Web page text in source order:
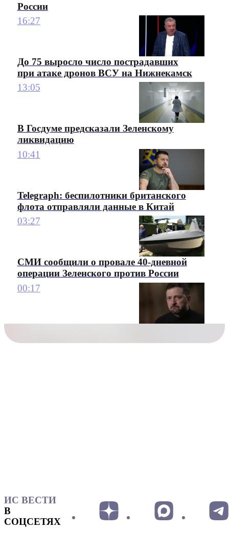
России
16:27
До 75 выросло число пострадавших
при атаке дронов ВСУ на Нижнекамск
13:05
В Госдуме предсказали Зеленскому
ликвидацию
10:41
Telegraph: беспилотники британского
флота отправляли данные в Китай
03:27
СМИ сообщили о провале 40-дневной
операции Зеленского против России
00:17
ИС ВЕСТИ
В
СОЦСЕТЯХ